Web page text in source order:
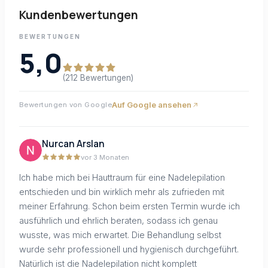
Kundenbewertungen
BEWERTUNGEN
5,0 (212 Bewertungen)
Bewertungen von GoogleAuf Google ansehen
Nurcan Arslan
vor 3 Monaten
Ich habe mich bei Hauttraum für eine Nadelepilation
entschieden und bin wirklich mehr als zufrieden mit
meiner Erfahrung. Schon beim ersten Termin wurde ich
ausführlich und ehrlich beraten, sodass ich genau
wusste, was mich erwartet. Die Behandlung selbst
wurde sehr professionell und hygienisch durchgeführt.
Natürlich ist die Nadelepilation nicht komplett